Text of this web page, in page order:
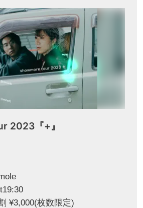
2023『+』
¥3,000(枚数限定)